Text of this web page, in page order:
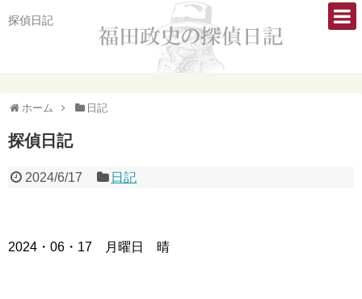
探偵日記
ホーム 日記
探偵日記
2024/6/17 日記
2024・06・17 月曜日 晴